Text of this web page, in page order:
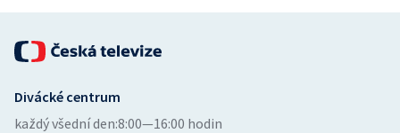
Divácké centrum
každý všední den:8:00—16:00 hodin